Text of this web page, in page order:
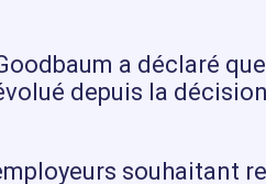
a déclaré
depuis la
souhaitant